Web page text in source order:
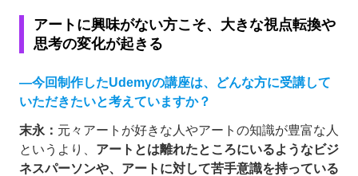
アートに興味がない方こそ、大きな視点転換や
思考の変化が起きる
―今回制作したUdemyの講座は、どんな方に受講して
いただきたいと考えていますか？
末永： 元々アートが好きな人やアートの知識が豊富な人
というより、 アートとは離れたところにいるようなビジ
ネスパーソンや、アートに対して苦手意識を持っている